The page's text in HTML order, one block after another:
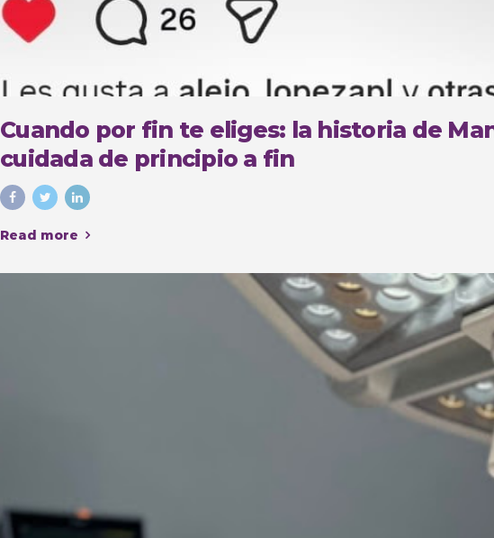
Cuando por fin te eliges: la historia de
cuidada de principio a fin
Read more